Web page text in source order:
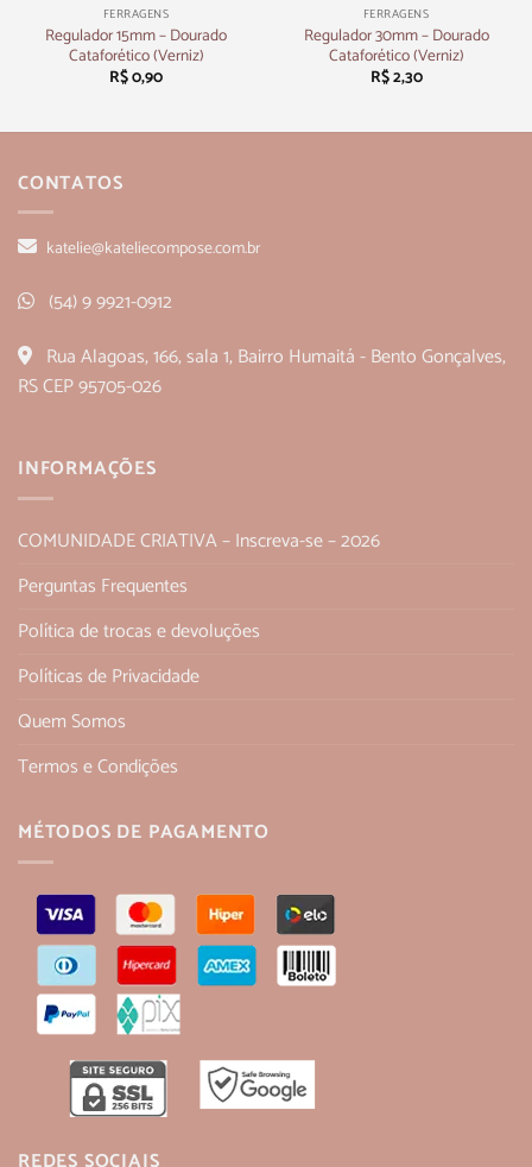
FERRAGENS
Regulador 15mm – Dourado
Cataforético (Verniz)
R$0,90
FERRAGENS
Regulador 30mm – Dourado
Cataforético (Verniz)
R$2,30
CONTATOS
katelie@kateliecompose.com.br
(54) 9 9921-0912
Rua Alagoas, 166, sala 1, Bairro Humaitá - Bento Gonçalves,
RS CEP 95705-026
INFORMAÇÕES
COMUNIDADE CRIATIVA – Inscreva-se – 2026
Perguntas Frequentes
Política de trocas e devoluções
Políticas de Privacidade
Quem Somos
Termos e Condições
MÉTODOS DE PAGAMENTO